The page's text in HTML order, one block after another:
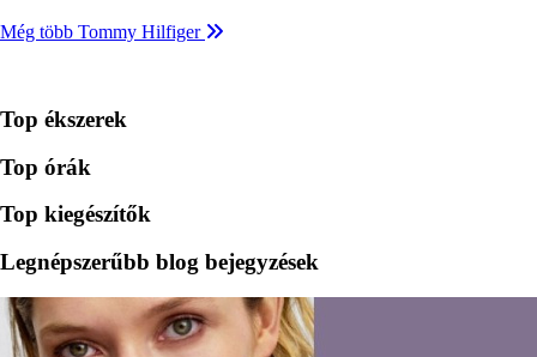
Még több Tommy Hilfiger
Top ékszerek
Top órák
Top kiegészítők
Legnépszerűbb blog bejegyzések